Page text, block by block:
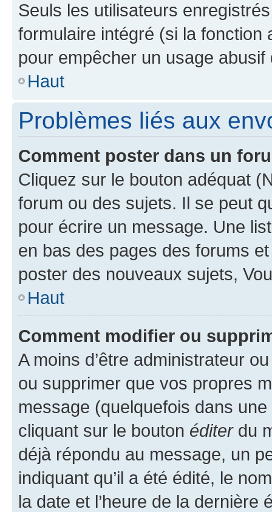
Seuls les utilisateurs
formulaire intégré (si la fonction
pour empêcher un usage
Haut
Problèmes liés aux
Comment poster dans un
Cliquez sur le bouton adéquat
forum ou des sujets. Il se peut
pour écrire un message. Une
en bas des pages des forums
poster des nouveaux sujets,
Haut
Comment modifier ou
A moins d’être administrateur
ou supprimer que vos propres
message (quelquefois dans
cliquant sur le bouton éditerdu
déjà répondu au message, un
indiquant qu’il a été édité, le
la date et l’heure de la dernière